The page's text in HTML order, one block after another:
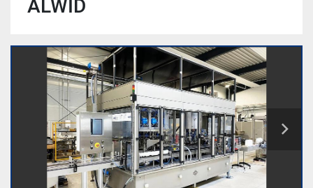
ALWID